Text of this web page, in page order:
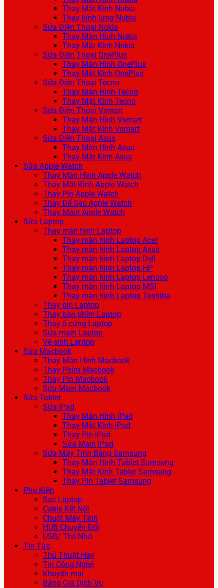
Thay Mặt Kính Nubia
Thay kính lưng Nubia
Sửa Điện Thoại Nokia
Thay Màn Hình Nokia
Thay Mặt Kính Nokia
Sửa Điện Thoại OnePlus
Thay Màn Hình OnePlus
Thay Mặt Kính OnePlus
Sửa Điện Thoại Tecno
Thay Màn Hình Tecno
Thay Mặt Kính Tecno
Sửa Điện Thoại Vsmart
Thay Màn Hình Vsmart
Thay Mặt Kính Vsmart
Sửa Điện Thoại Asus
Thay Màn Hình Asus
Thay Mặt Kính Asus
Sửa Apple Watch
Thay Màn Hình Apple Watch
Thay Mặt Kính Apple Watch
Thay Pin Apple Watch
Thay Đế Sạc Apple Watch
Thay Main Apple Watch
Sửa Laptop
Thay màn hình Laptop
Thay màn hình Laptop Acer
Thay màn hình Laptop Asus
Thay màn hình Laptop Dell
Thay màn hình Laptop HP
Thay màn hình Laptop Lenovo
Thay màn hình Laptop MSI
Thay màn hình Laptop Toshiba
Thay pin Laptop
Thay bàn phím Laptop
Thay ổ cứng Laptop
Sửa main Laptop
Vệ sinh Laptop
Sửa Macbook
Thay Màn Hình Macbook
Thay Phím Macbook
Thay Pin Macbook
Sửa Main Macbook
Sửa Tablet
Sửa iPad
Thay Màn Hình iPad
Thay Mặt Kính iPad
Thay Pin iPad
Sửa Main iPad
Sửa Máy Tính Bảng Samsung
Thay Màn Hình Tablet Samsung
Thay Mặt Kính Tablet Samsung
Thay Pin Tablet Samsung
Phụ Kiện
Sạc Laptop
Cable Kết Nối
Chuột Máy Tính
HUB Chuyển Đổi
USB/ Thẻ Nhớ
Tin Tức
Thủ Thuật Hay
Tin Công Nghệ
Khuyến mại
Bảng Giá Dịch Vụ